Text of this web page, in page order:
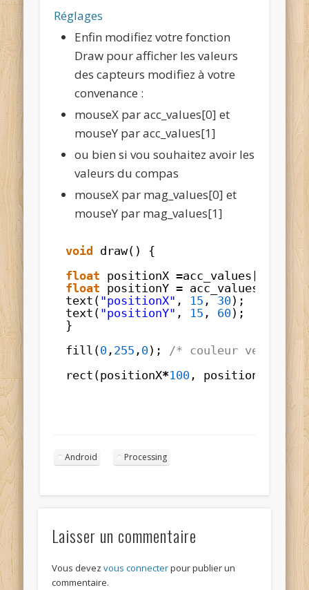
Réglages
Enfin modifiez votre fonction
Draw pour afficher les valeurs
des capteurs modifiez à votre
convenance :
mouseX par acc_values[0] et
mouseY par acc_values[1]
ou bien si vou souhaitez avoir les
valeurs du compas
mouseX par mag_values[0] et
mouseY par mag_values[1]
void
draw() {
float positionX =acc_values[
float positionY = acc_values[
text( "positionX" , 15 , 30);
text( "positionY" , 15 , 60);
}
fill(0 , 255 , 0); /* couleur verte
rect(positionX*100 , positionY
Android Processing
Laisser un commentaire
Vous devez vous connecterpour publier un
commentaire.